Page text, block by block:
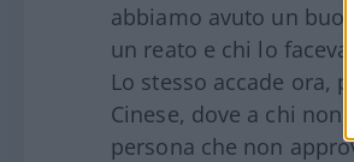
abbiamo avuto un
un reato e chi lo
Lo stesso accade ora,
Cinese, dove a chi
persona che non